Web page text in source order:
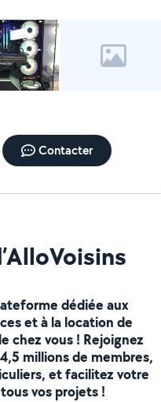
optimisation SEO
Je vous
professionnel avec des
N'hésitez pas à me
Contacter
dédiée aux
et à la location de
chez vous ! Rejoignez
millions de membres,
et facilitez votre
vos projets !